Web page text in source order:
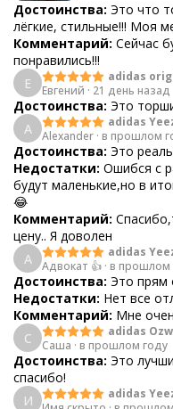
Достоинства: Это что
лёгкие, стильные!!! Моя
Комментарий: Сейчас
понравились!!!
Е
adidas
Predator
Евгений · 21 день назад
Достоинства: Это
A
adidas
Alexander · в прошлом
Достоинства: Это
Недостатки: Ошибся с
будут маленькие,но в
😂
Комментарий:
цену.. Я доволен
А
adidas
Адвокат 👍 · в прошлом
Достоинства: Это прям
Недостатки: Нет все
Комментарий: Мне
С
adidas
Саша · в прошлом году
Достоинства: Это
спасибо!
И
adidas